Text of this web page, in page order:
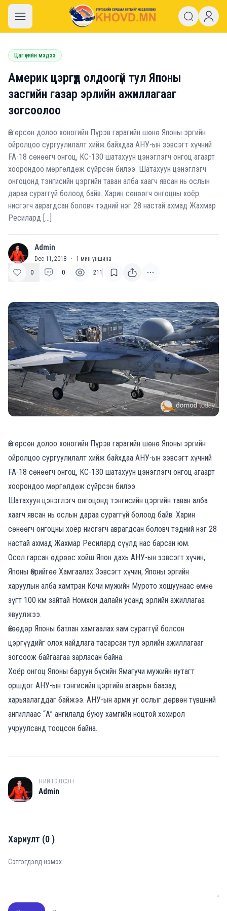
khovd.mn
Цаг үеийн мэдээ
Америк цэргүүд олдоогүй тул Японы
засгийн газар эрлийн ажиллагааг
зогсоолоо
Өнгөрсөн долоо хоногийн Пүрэв гарагийн шөнө Японы эргийн
ойролцоо сургуулилалт хийж байхдаа АНУ-ын зэвсэгт хүчний
FA-18 сөнөөгч онгоц, KC-130 шатахуун цэнэглэгч онгоц агаарт
хоорондоо мөргөлдөж сүйрсэн билээ. Шатахуун цэнэглэгч
онгоцонд тэнгисийн цэргийн таван алба хаагч явсан нь ослын
дараа сураггүй болоод байв. Харин сөнөөгч онгоцны хоёр
нисгэгч аврагдсан боловч тэдний нэг 28 настай ахмад Жахмар
Ресилард […]
A Admin
Dec 11, 2018 · 1 мин уншина
0
0 211
Өнгөрсөн долоо хоногийн Пүрэв гарагийн шөнө Японы эргийн
ойролцоо сургуулилалт хийж байхдаа АНУ-ын зэвсэгт хүчний
FA-18 сөнөөгч онгоц, KC-130 шатахуун цэнэглэгч онгоц агаарт
хоорондоо мөргөлдөж сүйрсэн билээ.
Шатахуун цэнэглэгч онгоцонд тэнгисийн цэргийн таван алба
хаагч явсан нь ослын дараа сураггүй болоод байв. Харин
сөнөөгч онгоцны хоёр нисгэгч аврагдсан боловч тэдний нэг 28
настай ахмад Жахмар Ресилард сүүлд нас барсан юм.
Осол гарсан өдрөөс хойш Япон дахь АНУ-ын зэвсэгт хүчин,
Японы Өөрийгөө Хамгаалах Зэвсэгт хүчин, Японы эргийн
харуулын алба хамтран Кочи мужийн Мурото хошуунаас өмнө
зүгт 100 км зайтай Номхон далайн усанд эрлийн ажиллагаа
явуулжээ.
Өнөөдөр Японы батлан хамгаалах яам сураггүй болсон
цэргүүдийг олох найдлага тасарсан тул эрлийн ажиллагааг
зогсоож байгаагаа зарласан байна.
Хоёр онгоц Японы баруун бүсийн Ямагучи мужийн нутагт
оршдог АНУ-ын тэнгисийн цэргийн агаарын баазад
харьяалагддаг байжээ. АНУ-ын арми уг ослыг дөрвөн түвшний
ангиллаас “А” ангилалд буюу хамгийн ноцтой хохирол
учруулсанд тооцсон байна.
A
НИЙТЭЛСЭН
Admin
Хариулт (0)